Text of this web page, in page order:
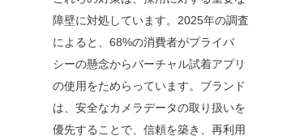
障壁に対処しています。2025年の調査
によると、68%の消費者がプライバ
シーの懸念からバーチャル試着アプリ
の使用をためらっています。ブランド
は、安全なカメラデータの取り扱いを
優先することで、信頼を築き、再利用